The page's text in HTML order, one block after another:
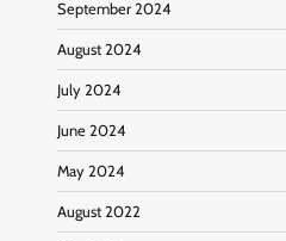
September 2024
August 2024
July 2024
June 2024
May 2024
August 2022